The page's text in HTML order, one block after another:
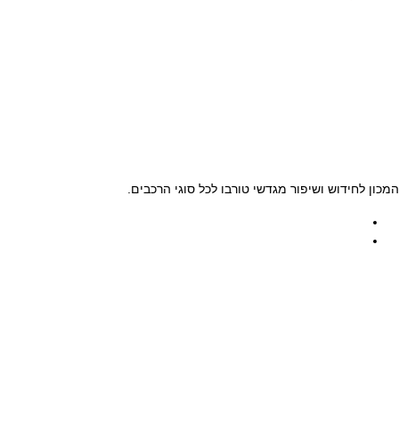
לחידוש ושיפור מגדשי טורבו לכל סוגי הרכבים.